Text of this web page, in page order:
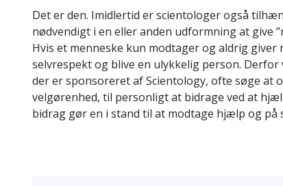
Indenfor i en Kirke
De grundlæggende
i Scientology
En introduktion til
Kærlighed og had –
Det er den. Imidlertid er scientologer også
nødvendigt i en eller anden udformning at give
Hvis et menneske kun modtager og aldrig giver
selvrespekt og blive en ulykkelig person.
der er sponsoreret af Scientology, ofte søge at
velgørenhed, til personligt at bidrage ved at
bidrag gør en i stand til at modtage hjælp og på